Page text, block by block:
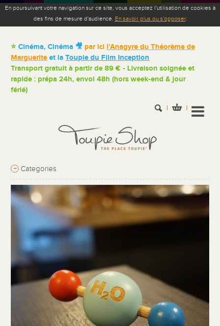
En poursuivant votre navigation sur ce site, vous acceptez l'utilisation de cookies à
des fins de mesure d'audience. En savoir plus ou s'opposer.
⭐Cinéma, Cinéma 🎥 par ici l’Anagyre du Théorème de
Marguerite et laToupie du Film Inception
Transport gratuit à partir de 89 € - Livraison soignée et
rapide : prépa 24h, envoi 48h (hors week-end & jour
férié)
+ Categories